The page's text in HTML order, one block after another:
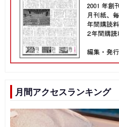
月間アクセスランキング